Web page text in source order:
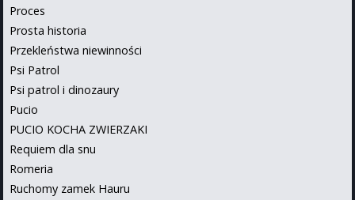
Proces
Prosta historia
Przekleństwa niewinności
Psi Patrol
Psi patrol i dinozaury
Pucio
PUCIO KOCHA ZWIERZAKI
Requiem dla snu
Romeria
Ruchomy zamek Hauru